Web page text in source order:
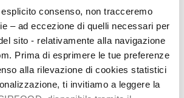
consenso, non tracceremo
– ad eccezione di quelli necessari per
sito - relativamente alla navigazione
Prima di esprimere le tue preferenze
alla rilevazione di cookies statistici
ti invitiamo a leggere la
La varietà di interessi e
le idee e la creatività. Per
in attività che possano
delle nostre persone, perché
c’è immaginazione e senza
c’è innovazione.